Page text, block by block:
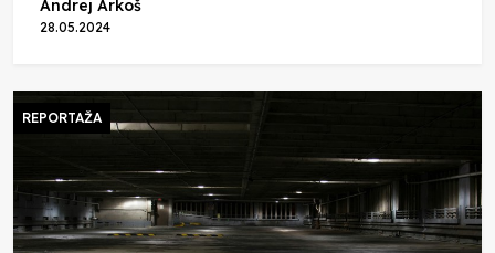
Andrej Arkoš
28.05.2024
REPORTAŽA